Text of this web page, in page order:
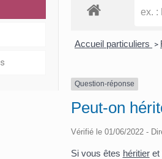
Accueil particuliers >
Question-réponse
Peut-on
Vérifié le 01/06/2022 -
Si vous êtes héritieret